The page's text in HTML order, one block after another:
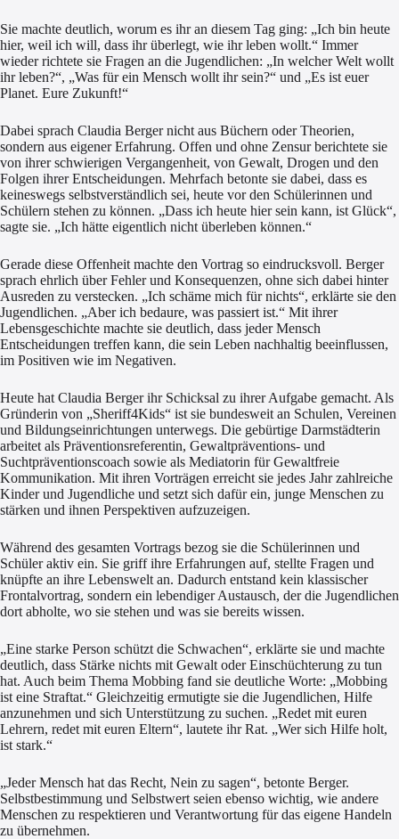
Sie machte deutlich, worum es ihr an diesem Tag ging: „Ich bin heute
hier, weil ich will, dass ihr überlegt, wie ihr leben wollt.“ Immer
wieder richtete sie Fragen an die Jugendlichen: „In welcher Welt wollt
ihr leben?“, „Was für ein Mensch wollt ihr sein?“ und „Es ist euer
Planet. Eure Zukunft!“
Dabei sprach Claudia Berger nicht aus Büchern oder Theorien,
sondern aus eigener Erfahrung. Offen und ohne Zensur berichtete sie
von ihrer schwierigen Vergangenheit, von Gewalt, Drogen und den
Folgen ihrer Entscheidungen. Mehrfach betonte sie dabei, dass es
keineswegs selbstverständlich sei, heute vor den Schülerinnen und
Schülern stehen zu können. „Dass ich heute hier sein kann, ist Glück“,
sagte sie. „Ich hätte eigentlich nicht überleben können.“
Gerade diese Offenheit machte den Vortrag so eindrucksvoll. Berger
sprach ehrlich über Fehler und Konsequenzen, ohne sich dabei hinter
Ausreden zu verstecken. „Ich schäme mich für nichts“, erklärte sie den
Jugendlichen. „Aber ich bedaure, was passiert ist.“ Mit ihrer
Lebensgeschichte machte sie deutlich, dass jeder Mensch
Entscheidungen treffen kann, die sein Leben nachhaltig beeinflussen,
im Positiven wie im Negativen.
Heute hat Claudia Berger ihr Schicksal zu ihrer Aufgabe gemacht. Als
Gründerin von „Sheriff4Kids“ ist sie bundesweit an Schulen, Vereinen
und Bildungseinrichtungen unterwegs. Die gebürtige Darmstädterin
arbeitet als Präventionsreferentin, Gewaltpräventions- und
Suchtpräventionscoach sowie als Mediatorin für Gewaltfreie
Kommunikation. Mit ihren Vorträgen erreicht sie jedes Jahr zahlreiche
Kinder und Jugendliche und setzt sich dafür ein, junge Menschen zu
stärken und ihnen Perspektiven aufzuzeigen.
Während des gesamten Vortrags bezog sie die Schülerinnen und
Schüler aktiv ein. Sie griff ihre Erfahrungen auf, stellte Fragen und
knüpfte an ihre Lebenswelt an. Dadurch entstand kein klassischer
Frontalvortrag, sondern ein lebendiger Austausch, der die Jugendlichen
dort abholte, wo sie stehen und was sie bereits wissen.
„Eine starke Person schützt die Schwachen“, erklärte sie und machte
deutlich, dass Stärke nichts mit Gewalt oder Einschüchterung zu tun
hat. Auch beim Thema Mobbing fand sie deutliche Worte: „Mobbing
ist eine Straftat.“ Gleichzeitig ermutigte sie die Jugendlichen, Hilfe
anzunehmen und sich Unterstützung zu suchen. „Redet mit euren
Lehrern, redet mit euren Eltern“, lautete ihr Rat. „Wer sich Hilfe holt,
ist stark.“
„Jeder Mensch hat das Recht, Nein zu sagen“, betonte Berger.
Selbstbestimmung und Selbstwert seien ebenso wichtig, wie andere
Menschen zu respektieren und Verantwortung für das eigene Handeln
zu übernehmen.